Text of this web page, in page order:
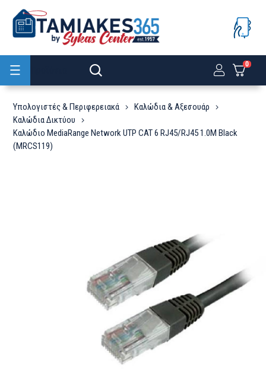
0
Υπολογιστές & Περιφερειακά
Καλώδια & Αξεσουάρ
Καλώδια Δικτύου
Καλώδιο MediaRange Network UTP CAT 6 RJ45/RJ45 1.0M Black
(MRCS119)